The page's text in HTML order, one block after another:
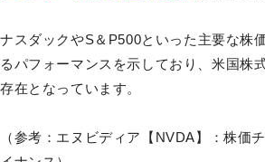
ナスダックやS＆P500といった主要な株
るパフォーマンスを示しており、米国株
存在となっています。
（参考：エヌビディア【NVDA】：株価